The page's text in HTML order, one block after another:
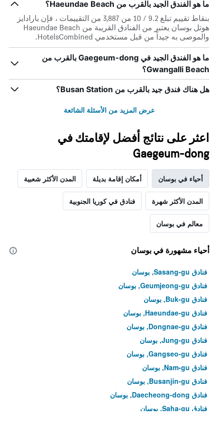
أيام
الأسبوع.
يتضمن
المخطط
التالي
محور
Y
الذي
يعرض
ما هو الفندق الجيد بالقرب من Haeundae Beach؟
بنقاط تقييم تبلغ 9.2 / 10 من 3,887 من التقييمات ، فإن بارادايز
هوتل بوسان يعتبر من الفنادق القريبة من Haeundae Beach
والموصى به جيداً من قبل مستخدمي HotelsCombined.
ما هو الفندق الجيد في Gaegeum-dong بالقرب من
Gwangalli Beach؟
هل هناك فندق جيد بالقرب من Busan Station؟
عرض المزيد من الأسئلة الشائعة
اعثر على نتائج أفضل لإقامتك في
Gaegeum-dong
أحياء في بوسان أمكان إقامة بديلة المدن الأكثر شعبية
المدن الأكثر شهرة فنادق في كوريا الجنوبية
معالم في بوسان
أحياء مشهورة في بوسان
فنادق Sasang-gu, بوسان
فنادق Geumjeong-gu, بوسان
فنادق Buk-gu, بوسان
فنادق Haeundae-gu, بوسان
فنادق Dongnae-gu, بوسان
فنادق Jung-gu, بوسان
فنادق Gangseo-gu, بوسان
فنادق Nam-gu, بوسان
فنادق Busanjin-gu, بوسان
فنادق Daecheong-dong, بوسان
فنادق Saha-gu, بوسان